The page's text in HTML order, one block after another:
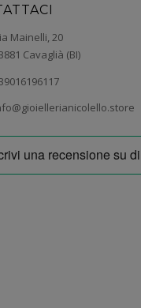
Mainelli, 20
Cavaglià (BI)